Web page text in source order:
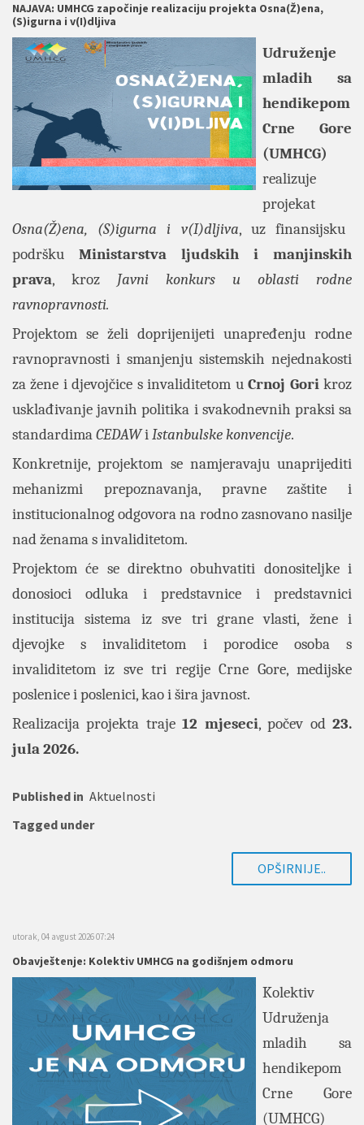
NAJAVA: UMHCG započinje realizaciju projekta Osna(Ž)ena,
(S)igurna i v(I)dljiva
Udruženje
mladih sa
hendikepom
Crne Gore
(UMHCG)
realizuje
projekat
Osna(Ž)ena, (S)igurna i v(I)dljiva, uz finansijsku
podršku Ministarstva ljudskih i manjinskih
prava, kroz Javni konkurs u oblasti rodne
ravnopravnosti.
Projektom se želi doprijenijeti unapređenju rodne
ravnopravnosti i smanjenju sistemskih nejednakosti
za žene i djevojčice s invaliditetom uCrnoj Gorikroz
usklađivanje javnih politika i svakodnevnih praksi sa
standardimaCEDAWiIstanbulske konvencije.
Konkretnije, projektom se namjeravaju unaprijediti
mehanizmi prepoznavanja, pravne zaštite i
institucionalnog odgovora na rodno zasnovano nasilje
nad ženama s invaliditetom.
Projektom će se direktno obuhvatiti donositeljke i
donosioci odluka i predstavnice i predstavnici
institucija sistema iz sve tri grane vlasti, žene i
djevojke s invaliditetom i porodice osoba s
invaliditetom iz sve tri regije Crne Gore, medijske
poslenice i poslenici, kao i šira javnost.
Realizacija projekta traje12 mjeseci, počev od23.
jula 2026.
Published in Aktuelnosti
Tagged under
OPŠIRNIJE..
utorak, 04 avgust 2026 07:24
Obavještenje: Kolektiv UMHCG na godišnjem odmoru
Kolektiv
Udruženja
mladih sa
hendikepom
Crne Gore
(UMHCG)